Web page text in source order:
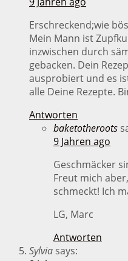
Erschreckend;wie
Mein Mann ist
inzwischen durch
gebacken. Dein
ausprobiert und es
alle Deine Rezepte.
Antworten
baketotheroots
9 Jahren ago
Geschmäcker
Freut mich
schmeckt! Ich
LG, Marc
Antworten
Sylvia says: